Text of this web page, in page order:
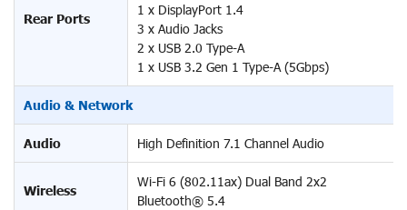
Rear Ports
1 x DisplayPort 1.4
3 x Audio Jacks
2 x USB 2.0 Type-A
1 x USB 3.2 Gen 1 Type-A (5Gbps)
Audio & Network
Audio High Definition 7.1 Channel Audio
Wireless
Wi-Fi 6 (802.11ax) Dual Band 2x2
Bluetooth® 5.4